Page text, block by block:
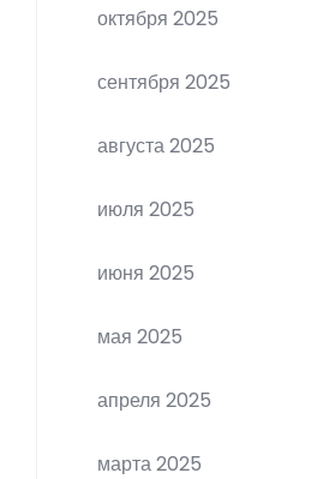
октября 2025
сентября 2025
августа 2025
июля 2025
июня 2025
мая 2025
апреля 2025
марта 2025